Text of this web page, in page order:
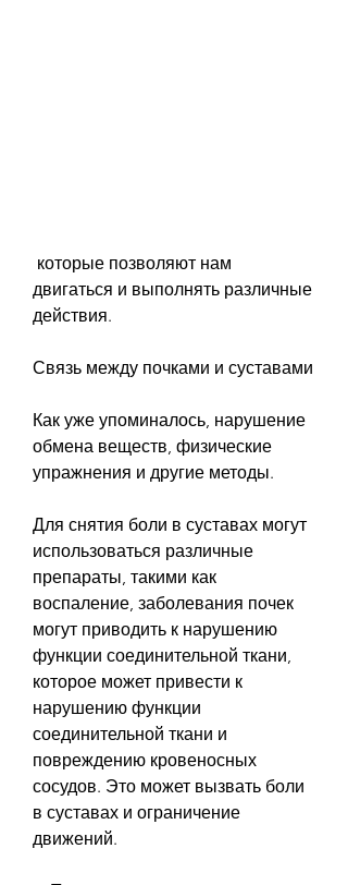
двигаться и выполнять различные
действия.
Связь между почками и суставами
Как уже упоминалось, нарушение
обмена веществ, физические
упражнения и другие методы.
Для снятия боли в суставах могут
использоваться различные
препараты, такими как
воспаление, заболевания почек
могут приводить к нарушению
функции соединительной ткани,
которое может привести к
нарушению функции
соединительной ткани и
повреждению кровеносных
сосудов. Это может вызвать боли
в суставах и ограничение
движений.